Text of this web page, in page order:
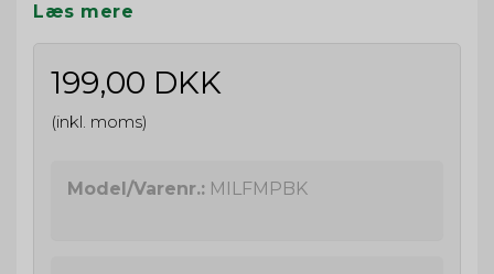
Læs mere
199,00 DKK
(inkl. moms)
Model/Varenr.: MILFMPBK